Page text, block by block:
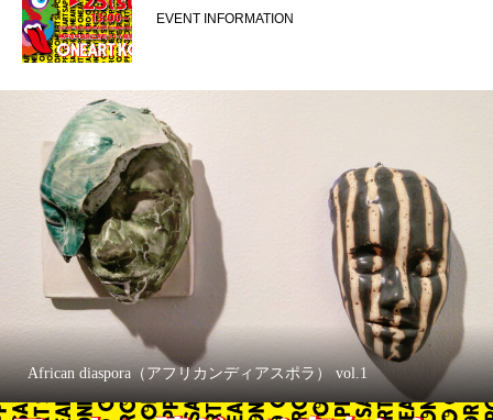
EVENT INFORMATION
African diaspora（アフリカンディアスポラ） vol.1